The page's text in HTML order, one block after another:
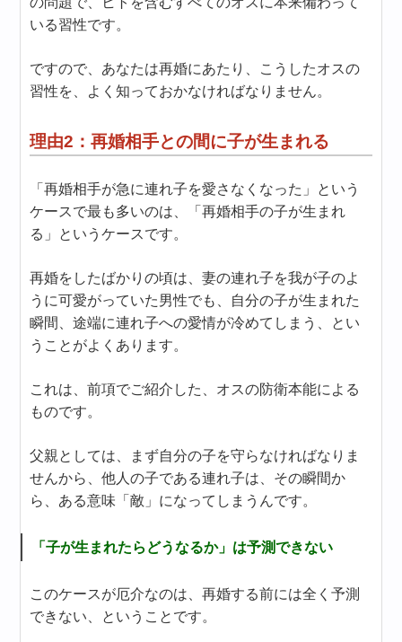
いる習性です。
ですので、あなたは再婚にあたり、こうしたオスの
習性を、よく知っておかなければなりません。
理由2：再婚相手との間に子が生まれる
「再婚相手が急に連れ子を愛さなくなった」という
ケースで最も多いのは、「再婚相手の子が生まれ
る」というケースです。
再婚をしたばかりの頃は、妻の連れ子を我が子のよ
うに可愛がっていた男性でも、自分の子が生まれた
瞬間、途端に連れ子への愛情が冷めてしまう、とい
うことがよくあります。
これは、前項でご紹介した、オスの防衛本能による
ものです。
父親としては、まず自分の子を守らなければなりま
せんから、他人の子である連れ子は、その瞬間か
ら、ある意味「敵」になってしまうんです。
「子が生まれたらどうなるか」は予測できない
このケースが厄介なのは、再婚する前には全く予測
できない、ということです。